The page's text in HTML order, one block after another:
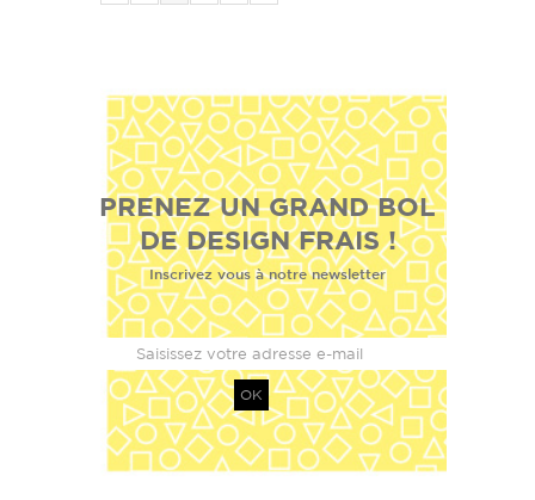
PRENEZ UN GRAND BOL
DE DESIGN FRAIS !
Inscrivez vous à notre newsletter
OK